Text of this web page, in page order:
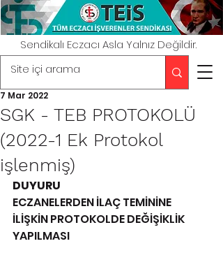
Sendikalı Eczacı Asla Yalnız Değildir.
SGK - TEB PROTOKOLÜ
(2022-1 Ek Protokol
işlenmiş)
7 Mar 2022
DUYURU
ECZANELERDEN İLAÇ TEMİNİNE
İLİŞKİN PROTOKOLDE DEĞİŞİKLİK
YAPILMASI